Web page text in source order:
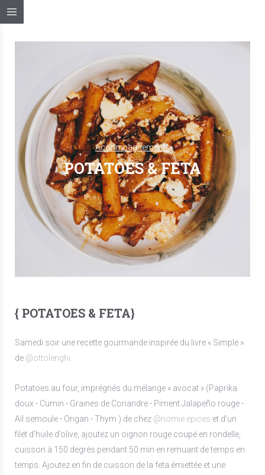
Accompagnements
POTATOES & FETA
{ POTATOES & FETA}
Samedi soir une recette gourmande inspirée du livre « Simple »
de @ottolenghi
Potatoes au four, imprégnés du mélange « avocat » (Paprika
doux ⋅ Cumin ⋅ Graines de Coriandre ⋅ Piment Jalapeño rouge ⋅
Ail semoule ⋅ Origan ⋅ Thym ) de chez @nomie.epices et d’un
filet d’huile d’olive, ajoutez un oignon rouge coupé en rondelle,
cuisson à 150 degrés pendant 50 min en remuant de temps en
temps. Ajoutez en fin de cuisson de la feta émiettée et une